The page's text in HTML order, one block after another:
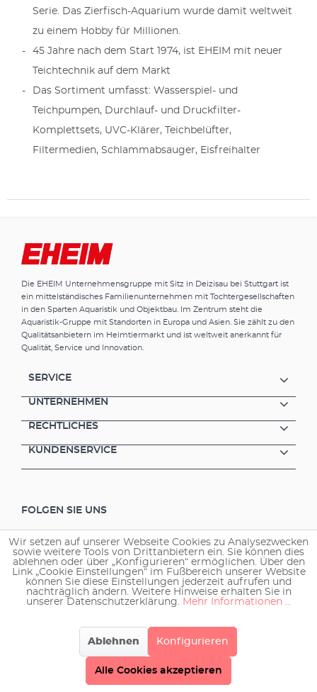
Serie. Das Zierfisch-Aquarium wurde damit weltweit
zu einem Hobby für Millionen.
45 Jahre nach dem Start 1974, ist EHEIM mit neuer
Teichtechnik auf dem Markt
Das Sortiment umfasst: Wasserspiel- und
Teichpumpen, Durchlauf- und Druckfilter-
Komplettsets, UVC-Klärer, Teichbelüfter,
Filtermedien, Schlammabsauger, Eisfreihalter
Die EHEIM Unternehmensgruppe mit Sitz in Deizisau bei Stuttgart ist
ein mittelständisches Familienunternehmen mit Tochtergesellschaften
in den Sparten Aquaristik und Objektbau. Im Zentrum steht die
Aquaristik-Gruppe mit Standorten in Europa und Asien. Sie zählt zu den
Qualitätsanbietern im Heimtiermarkt und ist weltweit anerkannt für
Qualität, Service und Innovation.
SERVICE
UNTERNEHMEN
RECHTLICHES
KUNDENSERVICE
FOLGEN SIE UNS
Copyright © 2026 EHEIM GmbH & Co. KG.
Wir setzen auf unserer Webseite Cookies zu Analysezwecken
sowie weitere Tools von Drittanbietern ein. Sie können dies
ablehnen oder über „Konfigurieren“ ermöglichen. Über den
Link „Cookie Einstellungen“ im Fußbereich unserer Website
können Sie diese Einstellungen jederzeit aufrufen und
nachträglich ändern. Weitere Hinweise erhalten Sie in
unserer Datenschutzerklärung. Mehr Informationen ...
Ablehnen Konfigurieren
Alle Cookies akzeptieren